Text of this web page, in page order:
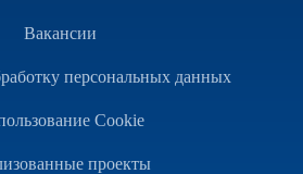
Вакансии
персональных данных
Cookie
проекты